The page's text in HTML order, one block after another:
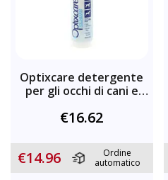
Optixcare detergente
per gli occhi di cani e
€16.62
€14.96
Ordine
automatico